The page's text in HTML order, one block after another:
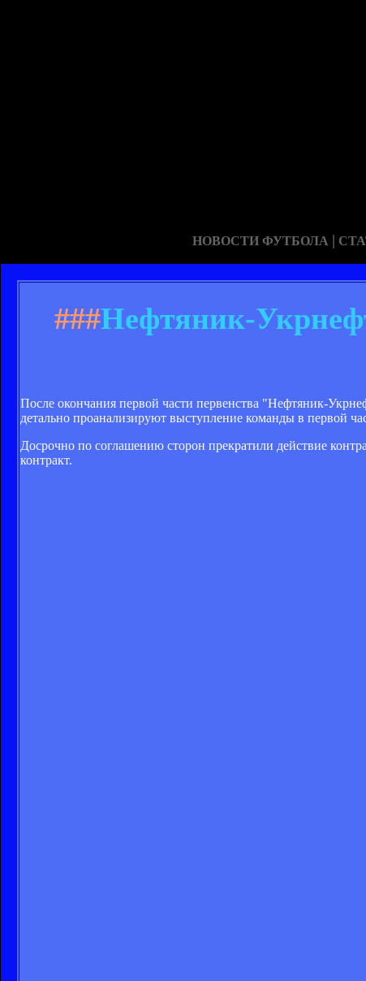
НОВОСТИ ФУТБОЛА |
###Нефтяник-
После окончания первой части первенства "Нефтяник-
детально проанализируют выступление команды в первой
Досрочно по соглашению сторон прекратили действие
контракт.